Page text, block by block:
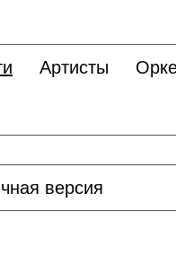
Артисты
версия